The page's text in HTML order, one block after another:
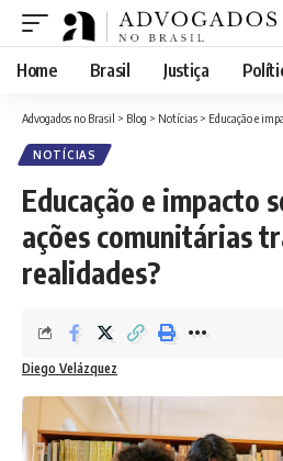
Home Brasil Justiça
Advogados no Brasil > Blog > Notícias > Educação e impacto
NOTÍCIAS
Educação e impacto
ações comunitárias
realidades?
Diego Velázquez